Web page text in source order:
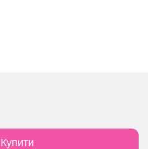
Купити